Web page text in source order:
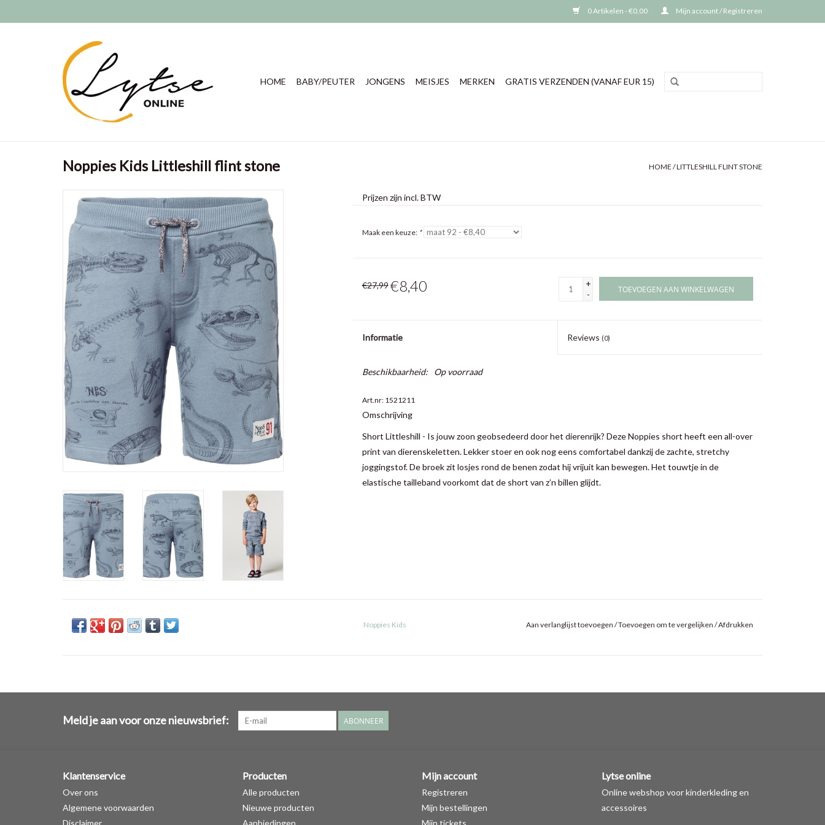
0 Artikelen - €0,00 Mijn account / Registreren
HOME BABY/PEUTER JONGENS MEISJES MERKEN GRATIS VERZENDEN (VANAF EUR 15)
Noppies Kids Littleshill flint stone HOME /LITTLESHILL FLINT STONE
Prijzen zijn incl. BTW
Maak een keuze: *
€27,99 €8,40
+
-
TOEVOEGEN AAN WINKELWAGEN
Informatie Reviews (0)
Beschikbaarheid: Op voorraad
Art.nr: 1521211
Omschrijving
Short Littleshill - Is jouw zoon geobsedeerd door het dierenrijk? Deze Noppies short heeft een all-over
print van dierenskeletten. Lekker stoer en ook nog eens comfortabel dankzij de zachte, stretchy
joggingstof. De broek zit losjes rond de benen zodat hij vrijuit kan bewegen. Het touwtje in de
elastische tailleband voorkomt dat de short van z’n billen glijdt.
Noppies Kids Aan verlanglijst toevoegen /Toevoegen om te vergelijken /Afdrukken
Meld je aan voor onze nieuwsbrief: ABONNEER
Klantenservice
Over ons
Algemene voorwaarden
Disclaimer
Producten
Alle producten
Nieuwe producten
Aanbiedingen
Mijn account
Registreren
Mijn bestellingen
Mijn tickets
Lytse online
Online webshop voor kinderkleding en
accessoires